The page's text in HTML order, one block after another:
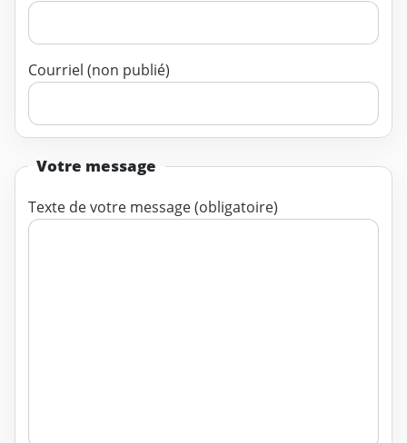
Courriel (non publié)
Votre message
Texte de votre message (obligatoire)